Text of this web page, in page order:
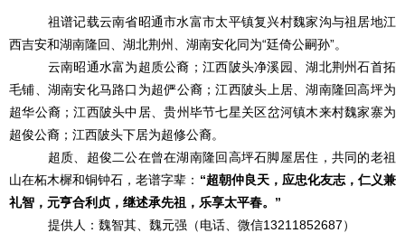
祖谱记载云南省昭通市水富市太平镇复兴村魏家沟与祖居地江
西吉安和湖南隆回、湖北荆州、湖南安化同为“廷倚公嗣孙”。
云南昭通水富为超质公裔；江西陂头净溪园、湖北荆州石首拓
毛铺、湖南安化马路口为超俨公裔；江西陂头上居、湖南隆回高坪为
超华公裔；江西陂头中居、贵州毕节七星关区岔河镇木来村魏家寨为
超俊公裔；江西陂头下居为超修公裔。
超质、超俊二公在曾在湖南隆回高坪石脚屋居住，共同的老祖
山在柘木樨和铜钟石，老谱字辈： “超朝仲良天，应忠化友志，仁义兼
礼智，元亨合利贞，继述承先祖，乐享太平春。”
提供人：魏智其、魏元强（电话、微信13211852687）